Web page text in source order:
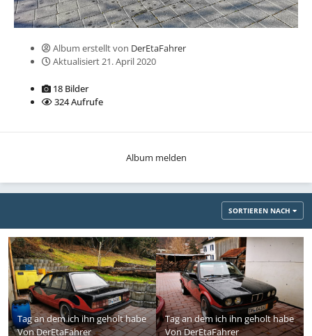
Album erstellt von DerEtaFahrer
Aktualisiert21. April 2020
18 Bilder
324 Aufrufe
Album melden
SORTIEREN NACH
Tag an dem ich ihn geholt habe
VonDerEtaFahrer
Tag an dem ich ihn geholt habe
VonDerEtaFahrer